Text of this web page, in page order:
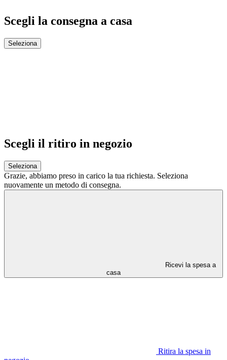
Scegli la consegna a casa
Seleziona
Scegli il ritiro in negozio
Seleziona
Grazie, abbiamo preso in carico la tua richiesta. Seleziona
nuovamente un metodo di consegna.
Ricevi la spesa a
casa
Ritira la spesa in